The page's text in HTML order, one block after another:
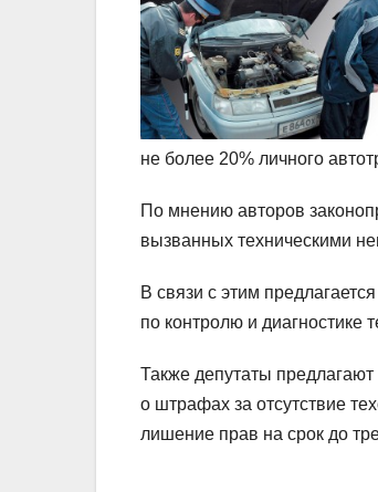
не более 20% личного
По мнению авторов
вызванных техническими
В связи с этим
по контролю и диагностике
Также депутаты
о штрафах за отсутствие
лишение прав на срок до